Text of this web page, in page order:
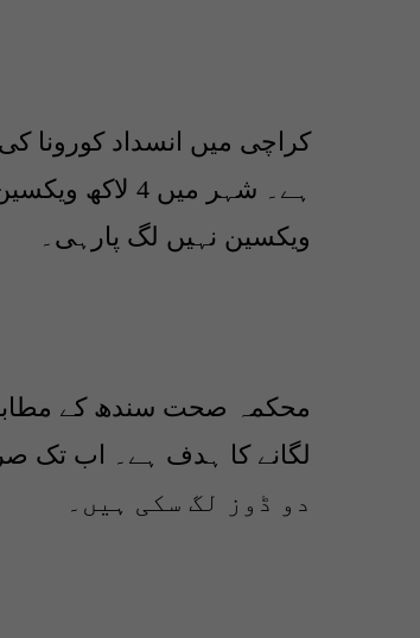
کراچی میں انسداد کورونا
ویکسین نہیں لگ پارہی۔
دو ڈوز لگ سکی ہیں۔